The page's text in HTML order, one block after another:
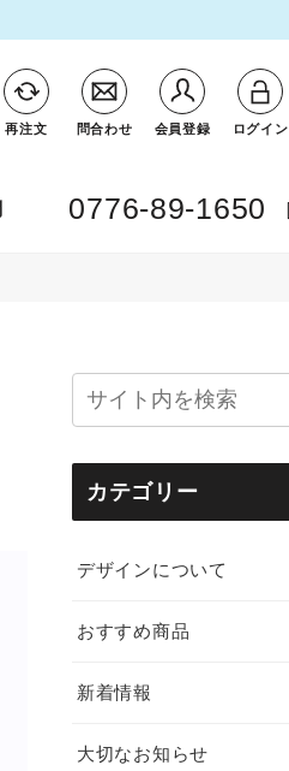
再注文 問合わせ 会員登録 ログイン
0776-89-1650
カテゴリー
デザインについて
おすすめ商品
新着情報
大切なお知らせ